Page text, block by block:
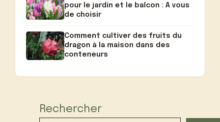
pour le jardin et le balcon : A vous
de choisir
Comment cultiver des fruits du
dragon à la maison dans des
conteneurs
Rechercher